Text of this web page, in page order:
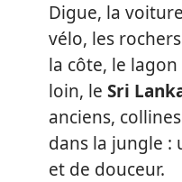
Digue, la
vélo, les
la côte, le
loin, le Sri
anciens,
dans la jungle :
et de douceur.